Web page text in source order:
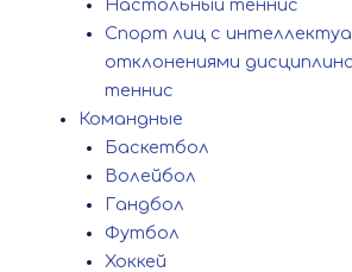
Настольный теннис
Спорт лиц с
отклонениями
теннис
Командные
Баскетбол
Волейбол
Гандбол
Футбол
Хоккей